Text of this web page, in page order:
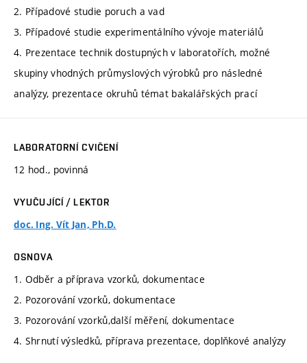
2. Případové studie poruch a vad
3. Případové studie experimentálního vývoje materiálů
4. Prezentace technik dostupných v laboratořích, možné
skupiny vhodných průmyslových výrobků pro následné
analýzy, prezentace okruhů témat bakalářských prací
LABORATORNÍ CVIČENÍ
12 hod., povinná
VYUČUJÍCÍ / LEKTOR
doc. Ing. Vít Jan, Ph.D.
OSNOVA
1. Odběr a příprava vzorků, dokumentace
2. Pozorování vzorků, dokumentace
3. Pozorování vzorků,další měření, dokumentace
4. Shrnutí výsledků, příprava prezentace, doplňkové analýzy